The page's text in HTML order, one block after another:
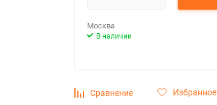
Москва
В наличии
Сравнение Избранное